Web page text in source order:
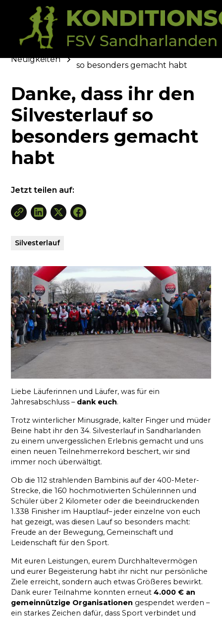
Neuigkeiten
so besonders gemacht habt
Danke, dass ihr den
Silvesterlauf so
besonders gemacht
habt
Jetzt teilen auf:
Silvesterlauf
Liebe Läuferinnen und Läufer, was für ein
Jahresabschluss – dank euch.
Trotz winterlicher Minusgrade, kalter Finger und müder
Beine habt ihr den 34. Silvesterlauf in Sandharlanden
zu einem unvergesslichen Erlebnis gemacht und uns
einen neuen Teilnehmerrekord beschert, wir sind
immer noch überwältigt.
Ob die 112 strahlenden Bambinis auf der 400-Meter-
Strecke, die 160 hochmotivierten Schülerinnen und
Schüler über 2 Kilometer oder die beeindruckenden
1.338 Finisher im Hauptlauf– jeder einzelne von euch
hat gezeigt, was diesen Lauf so besonders macht:
Freude an der Bewegung, Gemeinschaft und
Leidenschaft für den Sport.
Mit euren Leistungen, eurem Durchhaltevermögen
und eurer Begeisterung habt ihr nicht nur persönliche
Ziele erreicht, sondern auch etwas Größeres bewirkt.
Dank eurer Teilnahme konnten erneut4.000 € an
gemeinnützige Organisationen gespendet werden –
ein starkes Zeichen dafür, dass Sport verbindet und